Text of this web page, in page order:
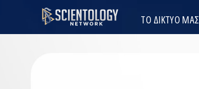
ΤΟ ΔΙΚΤΥΟ ΜΑΣ